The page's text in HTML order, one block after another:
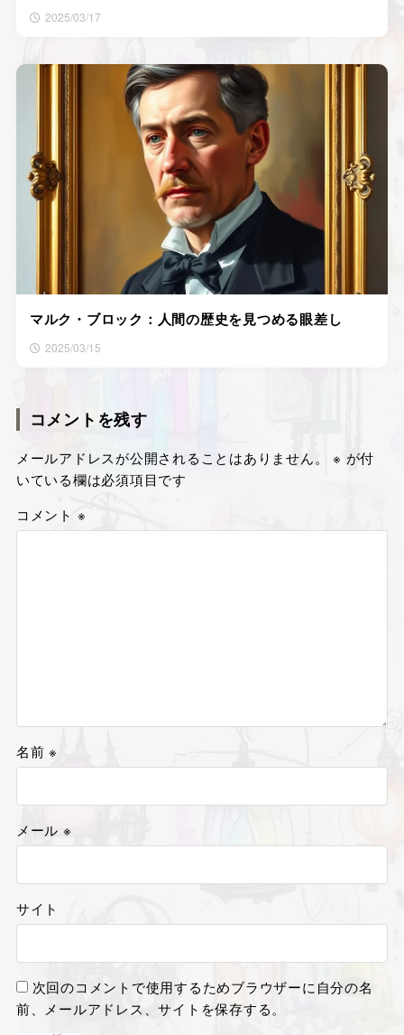
2025/03/17
マルク・ブロック：人間の歴史を見つめる眼差し
2025/03/15
コメントを残す
メールアドレスが公開されることはありません。 ※ が付
いている欄は必須項目です
コメント ※
名前※
メール ※
サイト
次回のコメントで使用するためブラウザーに自分の名
前、メールアドレス、サイトを保存する。